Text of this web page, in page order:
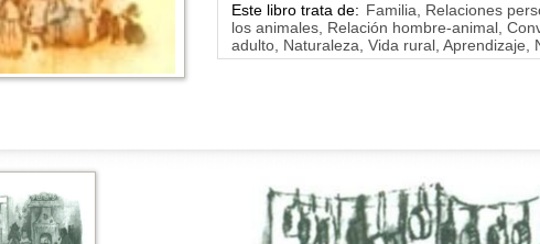
Este libro trata de: Familia, Relaciones
los animales, Relación hombre-animal,
adulto, Naturaleza, Vida rural, Aprendizaje,